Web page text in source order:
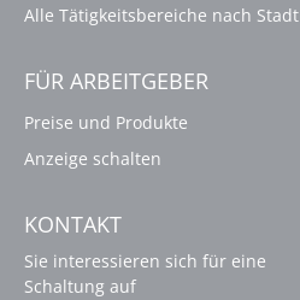
Alle Tätigkeitsbereiche nach Stadt
FÜR ARBEITGEBER
Preise und Produkte
Anzeige schalten
KONTAKT
Sie interessieren sich für eine
Schaltung auf